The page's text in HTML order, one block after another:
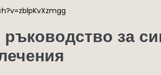
ръководство за